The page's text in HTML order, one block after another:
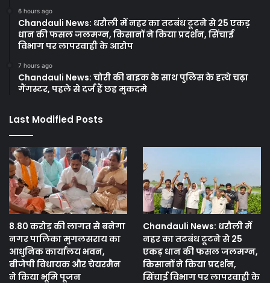
6 hours ago
Chandauli News: धरौली में नहर का तटबंध टूटने से 25 एकड़
धान की फसल जलमग्न, किसानों ने किया प्रदर्शन, सिंचाई
विभाग पर लापरवाही के आरोप
7 hours ago
Chandauli News: चोरी की बाइक के साथ पुलिस के हत्थे चढ़ा
गैंगस्टर, पहले से दर्ज हैं छह मुकदमे
Last Modified Posts
8.80 करोड़ की लागत से बनेगा
नगर पालिका मुगलसराय का
आधुनिक कार्यालय भवन,
बीजेपी विधायक और चेयरमैन
ने किया भूमि पूजन
Chandauli News: धरौली में
नहर का तटबंध टूटने से 25
एकड़ धान की फसल जलमग्न,
किसानों ने किया प्रदर्शन,
सिंचाई विभाग पर लापरवाही के